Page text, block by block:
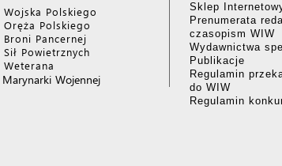
Wojska Polskiego
Oręża Polskiego
Broni Pancernej
Powietrznych
Wojennej
Sklep
Prenumerata
czasopism WIW
Wydawnictwa
Publikacje
Regulamin
do WIW
Regulamin